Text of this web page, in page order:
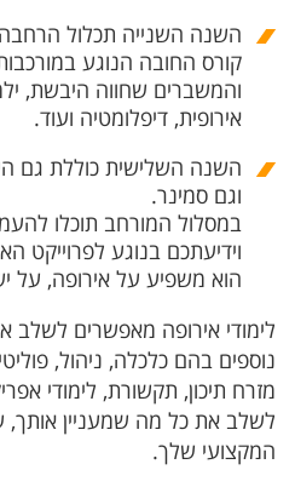
השנה השנייה תכלול
קורס החובה הנוגע
והמשברים שחווה היבשת,
אירופית, דיפלומטיה ועוד.
וגם סמינר.
במסלול המורחב תוכלו
וידיעתכם בנוגע לפרוייקט
הוא משפיע על אירופה, על
לימודי אירופה מאפשרים לשלב
נוספים בהם כלכלה, ניהול,
מזרח תיכון, תקשורת, לימודי
לשלב את כל מה שמעניין
המקצועי שלך.